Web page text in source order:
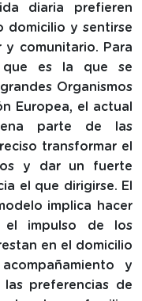
diaria prefieren
domicilio y sentirse
y comunitario. Para
que es la que se
Organismos
Europea, el actual
parte de las
transformar el
y dar un fuerte
el que dirigirse. El
implica hacer
el impulso de los
en el domicilio
y
preferencias de